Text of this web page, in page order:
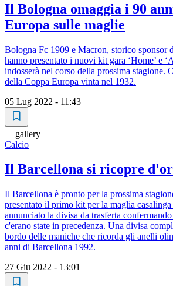
Il Bologna omaggia i 90
Europa sulle maglie
Bologna Fc 1909 e Macron, storico sponsor
hanno presentato i nuovi kit gara ‘Home’ e
indosserà nel corso della prossima stagione.
della Coppa Europa vinta nel 1932.
05 Lug 2022 - 11:43
gallery
Calcio
Il Barcellona si ricopre
Il Barcellona è pronto per la prossima
presentato il primo kit per la maglia
annunciato la divisa da trasferta
c'erano state in precedenza. Una divisa
bordo delle maniche che ricorda gli anelli
anni di Barcellona 1992.
27 Giu 2022 - 13:01